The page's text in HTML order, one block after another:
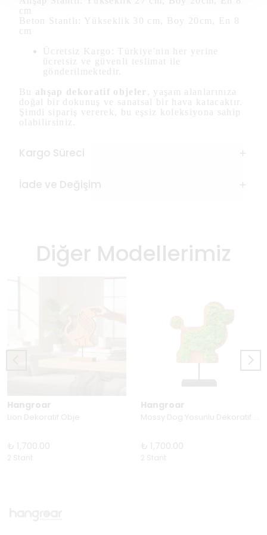
cm
Beton Stantlı: Yükseklik 30 cm, Boy 20cm, En 8
cm
Ücretsiz Kargo: Türkiye'nin her yerine
ücretsiz ve güvenli teslimat ile
gönderilmektedir.
Bu ahşap dekoratif objeler
, yaşam alanlarınıza
doğal bir dokunuş ve sanatsal bir hava katacaktır.
Şimdi sipariş vererek, bu eşsiz koleksiyona sahip
olabilirsiniz.
Kargo Süreci
İade ve Değişim
Diğer Modellerimiz
Hangroar
Lion Dekoratif Obje
₺ 1,700.00
2 Stant
Hangroar
₺ 1,700.00
2 Stant